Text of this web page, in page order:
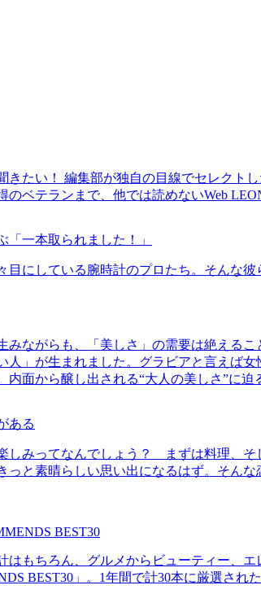
きたい！ 編集部が独自の目線でセレクト
のベテランまで、他では読めないWeb
「一本取られました！」
目にしている腕時計のプロたち。そんな
みながらも、「美しさ」の需要は絶える
人」が生まれました。グラビアと言えば
内面から醸し出される“大人の美しさ”に迫
ある
しみってなんでしょう？ まずは料理、そ
っと素晴らしい思い出になるはず。そん
BEST30
はもちろん、グルメからビューティー、
BEST30」。1年間で計30本に厳選され